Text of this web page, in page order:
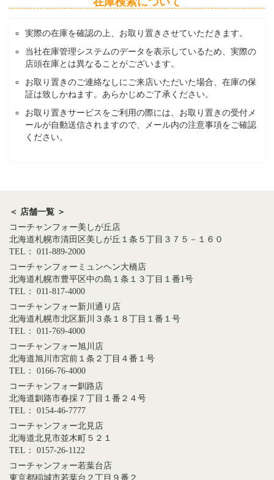
実際の在庫を確認の上、お取り置きさせていただきます。
当社在庫管理システムのデータを表示しているため、実際の
店頭在庫とは異なることがございます。
お取り置きのご連絡なしにご来店いただいた場合、在庫の保
証は致しかねます。あらかじめご了承ください。
お取り置きサービスをご利用の際には、お取り置きの受付メ
ールが自動送信されますので、メール内の注意事項をご確認
ください。
＜ 店舗一覧 ＞
コーチャンフォー美しが丘店
北海道札幌市清田区美しが丘１条５丁目３７５－１６０
TEL： 011-889-2000
コーチャンフォーミュンヘン大橋店
北海道札幌市豊平区中の島１条１３丁目１番1号
TEL： 011-817-4000
コーチャンフォー新川通り店
北海道札幌市北区新川３条１８丁目１番１号
TEL： 011-769-4000
コーチャンフォー旭川店
北海道旭川市宮前１条２丁目４番１号
TEL： 0166-76-4000
コーチャンフォー釧路店
北海道釧路市春採７丁目１番２４号
TEL： 0154-46-7777
コーチャンフォー北見店
北海道北見市並木町５２１
TEL： 0157-26-1122
コーチャンフォー若葉台店
東京都稲城市若葉台２丁目９番２